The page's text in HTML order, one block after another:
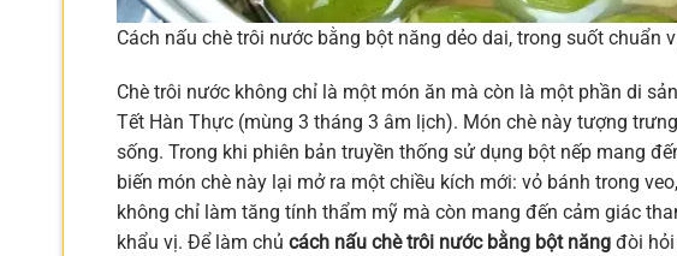
Cách nấu chè trôi nước bằng bột năng dẻo dai, trong suốt chuẩn
Chè trôi nước không chỉ là một món ăn mà còn là một phần di
Tết Hàn Thực (mùng 3 tháng 3 âm lịch). Món chè này tượng
sống. Trong khi phiên bản truyền thống sử dụng bột nếp mang
biến món chè này lại mở ra một chiều kích mới: vỏ bánh trong
không chỉ làm tăng tính thẩm mỹ mà còn mang đến cảm giác
khẩu vị. Để làm chủ cách nấu chè trôi nước bằng bột năng đòi